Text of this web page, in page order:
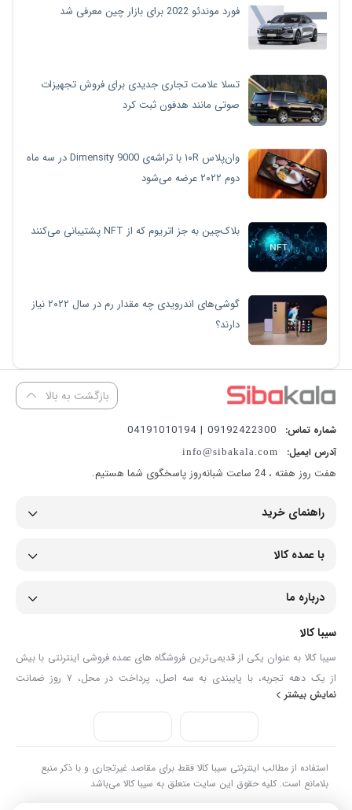
فورد موندئو 2022 برای بازار چین معرفی شد
تسلا علامت تجاری جدیدی برای فروش تجهیزات
صوتی مانند هدفون ثبت کرد
وان‌پلاس ۱۰R با تراشه‌ی Dimensity 9000 در سه ماه
دوم ۲۰۲۲ عرضه می‌شود
بلاک‌چین به جز اتریوم که از NFT پشتیبانی می‌کنند
گوشی‌های اندرویدی چه مقدار رم در سال ۲۰۲۲ نیاز
دارند؟
بازگشت به بالا
شماره تماس: 09192422300 | 04191010194
آدرس ایمیل: info@sibakala.com
هفت روز هفته ، 24 ساعت شبانه‌روز پاسخگوی شما هستیم.
راهنمای خرید
با عمده کالا
درباره ما
سیبا کالا
سیبا کالا به عنوان یکی از قدیمی‌ترین فروشگاه های عمده فروشی اینترنتی با بیش
از یک دهه تجربه، با پایبندی به سه اصل، پرداخت در محل، ۷ روز ضمانت
بازگشت کالا و تضمین اصل‌بودن کالا موفق شده تا همگام با فروشگاه‌های معتبر
جهان، به بزرگ‌ترین فروشگاه اینترنتی ایران تبدیل شود. به محض ورود به سایت
سیبا کالا با دنیایی از کالا رو به رو می‌شوید! هر آنچه که نیاز دارید و به ذهن شما
خطور می‌کند در اینجا پیدا خواهید کرد.
نمایش بیشتر
استفاده از مطالب اینترنتی سیبا کالا فقط برای مقاصد غیرتجاری و با ذکر منبع
بلامانع است. کلیه حقوق این سایت متعلق به سیبا کالا می‌باشد